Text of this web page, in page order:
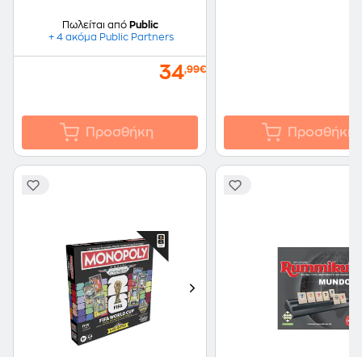
Πωλείται από Public
+ 4 ακόμα Public Partners
34,99€
Προσθήκη Προσθήκη